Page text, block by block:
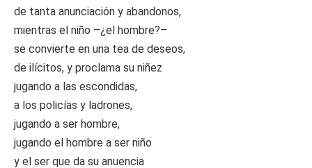
de tanta anunciación y abandonos,
mientras el niño –¿el hombre?–
se convierte en una tea de deseos,
de ilícitos, y proclama su niñez
jugando a las escondidas,
a los policías y ladrones,
jugando a ser hombre,
jugando el hombre a ser niño
y el ser que da su anuencia